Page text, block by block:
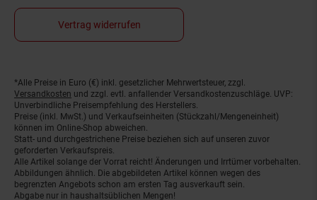
Vertrag widerrufen
Fußnoten
*Alle Preise in Euro (€) inkl. gesetzlicher Mehrwertsteuer, zzgl.
Versandkosten und zzgl. evtl. anfallender Versandkostenzuschläge. UVP:
Unverbindliche Preisempfehlung des Herstellers.
Preise (inkl. MwSt.) und Verkaufseinheiten (Stückzahl/Mengeneinheit)
können im Online-Shop abweichen.
Statt- und durchgestrichene Preise beziehen sich auf unseren zuvor
geforderten Verkaufspreis.
Alle Artikel solange der Vorrat reicht! Änderungen und Irrtümer vorbehalten.
Abbildungen ähnlich. Die abgebildeten Artikel können wegen des
begrenzten Angebots schon am ersten Tag ausverkauft sein.
Abgabe nur in haushaltsüblichen Mengen!